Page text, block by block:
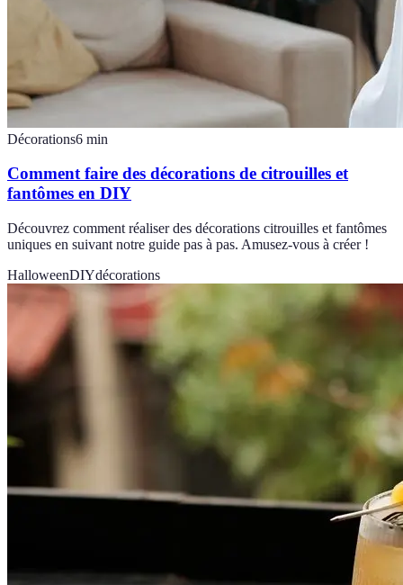
Décorations6 min
Comment faire des décorations de citrouilles et
fantômes en DIY
Découvrez comment réaliser des décorations citrouilles et fantômes
uniques en suivant notre guide pas à pas. Amusez-vous à créer !
HalloweenDIYdécorations